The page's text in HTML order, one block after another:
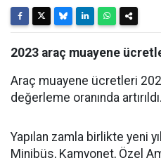
2023 araç muayene
Araç muayene ücretleri
değerleme oranında artırıldı.
Yapılan zamla birlikte yeni
Minibüs, Kamyonet, Özel